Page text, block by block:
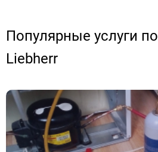
Популярные услуги
Liebherr